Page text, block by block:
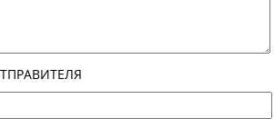
совместной деятельности
996